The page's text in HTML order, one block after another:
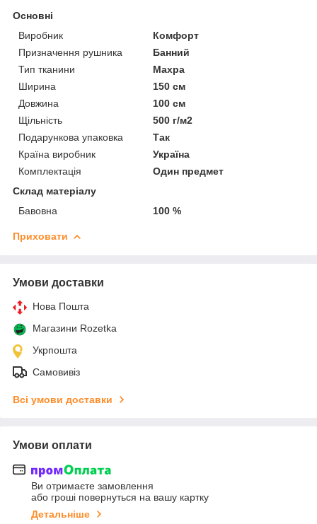
Основні
Виробник
Комфорт
Призначення рушника
Банний
Тип тканини
Махра
Ширина
150 см
Довжина
100 см
Щільність
500 г/м2
Подарункова упаковка
Так
Країна виробник
Україна
Комплектація
Один предмет
Склад матеріалу
Бавовна
100 %
Приховати
Умови доставки
Нова Пошта
Магазини Rozetka
Укрпошта
Самовивіз
Всі умови доставки
Умови оплати
Ви отримаєте замовлення
або гроші повернуться на вашу картку
Детальніше